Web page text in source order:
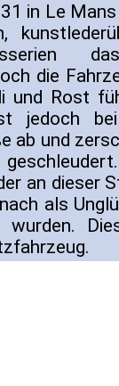
in Le
die
und Rost
jedoch
ab und
an dieser
als
wurden.